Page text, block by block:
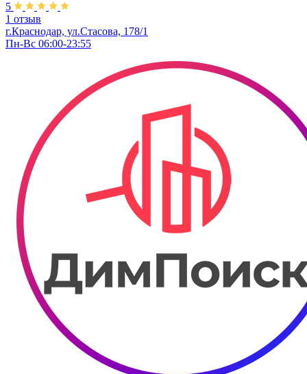
5
1 отзыв
г.Краснодар, ул.Стасова, 178/1
Пн-Вс 06:00-23:55